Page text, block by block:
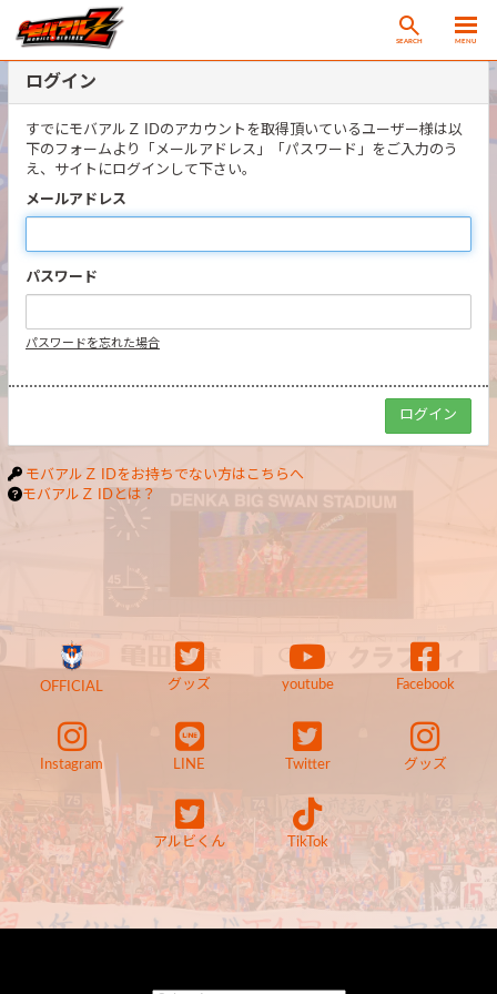
SEARCH MENU
ログイン
すでにモバアルＺ IDのアカウントを取得頂いているユーザー様は以
下のフォームより「メールアドレス」「パスワード」をご入力のう
え、サイトにログインして下さい。
メールアドレス
パスワード
パスワードを忘れた場合
モバアルＺ IDをお持ちでない方はこちらへ
モバアルＺ IDとは？
OFFICIAL グッズ youtube Facebook
Instagram LINE Twitter グッズ
アルビくん TikTok